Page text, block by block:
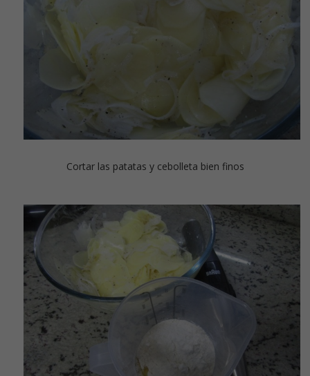
Cortar las patatas y cebolleta bien finos